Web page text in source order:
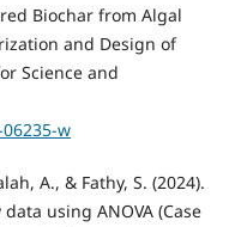
Biochar from Algal
and Design of
Science and
w
A., & Fathy, S. (2024).
using ANOVA (Case